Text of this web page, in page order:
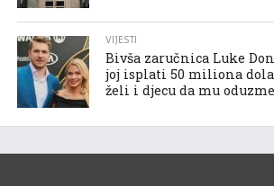
VIJESTI
Bivša zaručnica Luke
joj isplati 50 miliona
želi i djecu da mu oduzme